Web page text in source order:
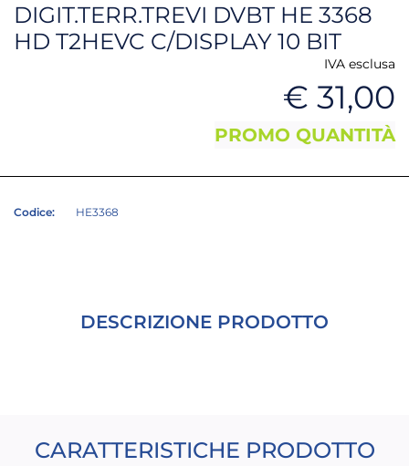
DIGIT.TERR.TREVI DVBT HE 3368
HD T2HEVC C/DISPLAY 10 BIT
IVA esclusa
€ 31,00
PROMO QUANTITÀ
Codice: HE3368
DESCRIZIONE PRODOTTO
CARATTERISTICHE PRODOTTO